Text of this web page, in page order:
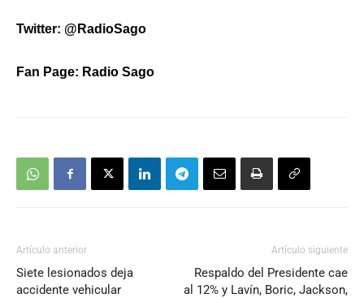
Twitter: @RadioSago
Fan Page: Radio Sago
Artículo anterior
Siete lesionados deja
accidente vehicular
Artículo siguiente
Respaldo del Presidente cae
al 12% y Lavín, Boric, Jackson,